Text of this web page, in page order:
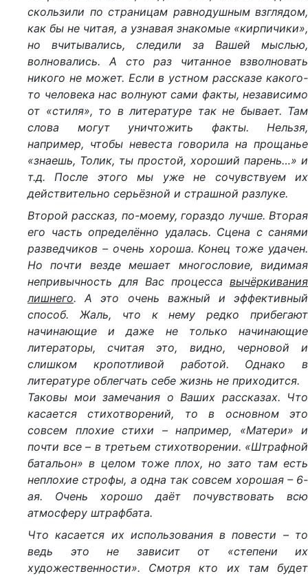
скользили по страницам равнодушным взглядом,
как бы не читая, а узнавая знакомые «кирпичики»,
но вчитывались, следили за Вашей мыслью,
волновались. А сто раз читанное взволновать
никого не может. Если в устном рассказе какого-
то человека нас волнуют сами факты, независимо
от «стиля», то в литературе так не бывает. Там
слова могут уничтожить факты. Нельзя,
например, чтобы невеста говорила на прощанье
«знаешь, Толик, ты простой, хороший парень…» и
т.д. После этого мы уже не сочувствуем их
действительно серьёзной и страшной разлуке.
Второй рассказ, по-моему, гораздо лучше. Вторая
его часть определённо удалась. Сцена с санями
разведчиков – очень хороша. Конец тоже удачен.
Но почти везде мешает многословие, видимая
непривычность для Вас процесса вычёркивания
лишнего. А это очень важный и эффективный
способ. Жаль, что к нему редко прибегают
начинающие и даже не только начинающие
литераторы, считая это, видно, черновой и
слишком кропотливой работой. Однако в
литературе облегчать себе жизнь не приходится.
Таковы мои замечания о Ваших рассказах. Что
касается стихотворений, то в основном это
совсем плохие стихи – например, «Матери» и
почти все – в третьем стихотворении. «Штрафной
батальон» в целом тоже плох, но зато там есть
неплохие строфы, а одна так совсем хорошая – 6-
ая. Очень хорошо даёт почувствовать всю
атмосферу штрафбата.
Что касается их использования в повести – то
ведь это не зависит от «степени их
художественности». Смотря кто их там будет